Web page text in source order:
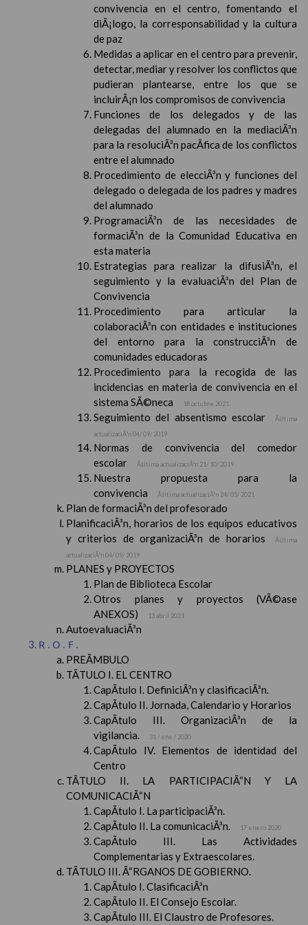
convivencia en el centro, fomentando el
diÃ¡logo, la corresponsabilidad y la cultura
de paz
Medidas a aplicar en el centro para prevenir,
detectar, mediar y resolver los conflictos que
pudieran plantearse, entre los que se
incluirÃ¡n los compromisos de convivencia
Funciones de los delegados y de las
delegadas del alumnado en la mediaciÃ³n
para la resoluciÃ³n pacÃ­fica de los conflictos
entre el alumnado
Procedimiento de elecciÃ³n y funciones del
delegado o delegada de los padres y madres
del alumnado
ProgramaciÃ³n de las necesidades de
formaciÃ³n de la Comunidad Educativa en
esta materia
Estrategias para realizar la difusiÃ³n, el
seguimiento y la evaluaciÃ³n del Plan de
Convivencia
Procedimiento para articular la
colaboraciÃ³n con entidades e instituciones
del entorno para la construcciÃ³n de
comunidades educadoras
Procedimiento para la recogida de las
incidencias en materia de convivencia en el
sistema SÃ©neca
18 octubre 2021
Seguimiento del absentismo escolar
Ãšltima
actualizaciÃ³n 04/ 09/ 2019
Normas de convivencia del comedor
escolar
Ãšltima actualizaciÃ³n 21/ 10/ 2019
Nuestra propuesta para la
convivencia
Ãšltima actualizaciÃ³n 24/ 05/ 2021
Plan de formaciÃ³n del profesorado
PlanificaciÃ³n, horarios de los equipos educativos
y criterios de organizaciÃ³n de horarios
Ãšltima
actualizaciÃ³n 04/ 09/ 2019
PLANES y PROYECTOS
Plan de Biblioteca Escolar
Otros planes y proyectos (VÃ©ase
ANEXOS)
13 abril 2021
AutoevaluaciÃ³n
R.O.F.
PREÃMBULO
TÃTULO I. EL CENTRO
CapÃ­tulo I. DefiniciÃ³n y clasificaciÃ³n.
CapÃ­tulo II. Jornada, Calendario y Horarios
CapÃ­tulo III. OrganizaciÃ³n de la
vigilancia.
31 / ene / 2020
CapÃ­tulo IV. Elementos de identidad del
Centro
TÃTULO II. LA PARTICIPACIÃ“N Y LA
COMUNICACIÃ“N
CapÃ­tulo I. La participaciÃ³n.
CapÃ­tulo II. La comunicaciÃ³n.
17 enero 2020
CapÃ­tulo III. Las Actividades
Complementarias y Extraescolares.
TÃTULO III. Ã“RGANOS DE GOBIERNO.
CapÃ­tulo I. ClasificaciÃ³n
CapÃ­tulo II. El Consejo Escolar.
CapÃ­tulo III. El Claustro de Profesores.